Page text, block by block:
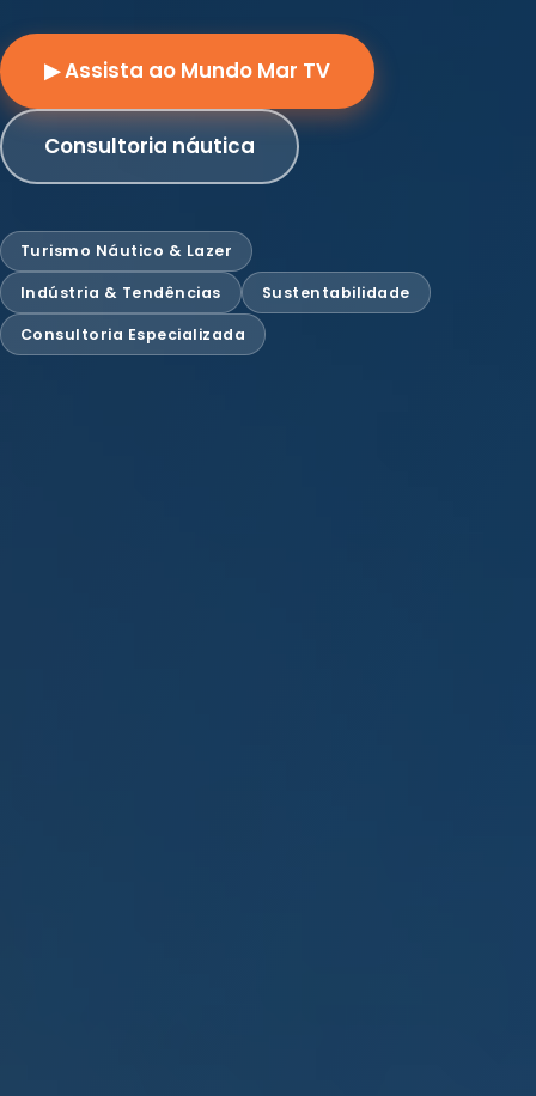
▶ Assista ao Mundo Mar TV
Consultoria náutica
Turismo Náutico & Lazer
Indústria & Tendências Sustentabilidade
Consultoria Especializada